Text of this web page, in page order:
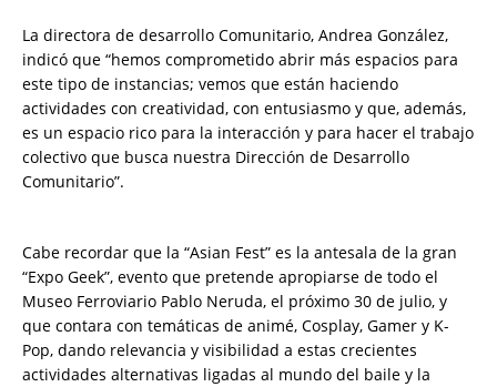
La directora de desarrollo Comunitario, Andrea González,
indicó que “hemos comprometido abrir más espacios para
este tipo de instancias; vemos que están haciendo
actividades con creatividad, con entusiasmo y que, además,
es un espacio rico para la interacción y para hacer el trabajo
colectivo que busca nuestra Dirección de Desarrollo
Comunitario”.
Cabe recordar que la “Asian Fest” es la antesala de la gran
“Expo Geek”, evento que pretende apropiarse de todo el
Museo Ferroviario Pablo Neruda, el próximo 30 de julio, y
que contara con temáticas de animé, Cosplay, Gamer y K-
Pop, dando relevancia y visibilidad a estas crecientes
actividades alternativas ligadas al mundo del baile y la